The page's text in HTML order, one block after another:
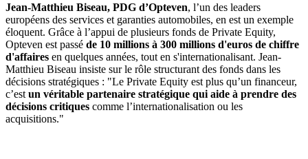
Jean-Matthieu Biseau, PDG d’Opteven, l’un des leaders
européens des services et garanties automobiles, en est un exemple
éloquent. Grâce à l’appui de plusieurs fonds de Private Equity,
Opteven est passé de 10 millions à 300 millions d'euros de chiffre
d'affaires en quelques années, tout en s'internationalisant. Jean-
Matthieu Biseau insiste sur le rôle structurant des fonds dans les
décisions stratégiques : "Le Private Equity est plus qu’un financeur,
c’est un véritable partenaire stratégique qui aide à prendre des
décisions critiques comme l’internationalisation ou les
acquisitions."